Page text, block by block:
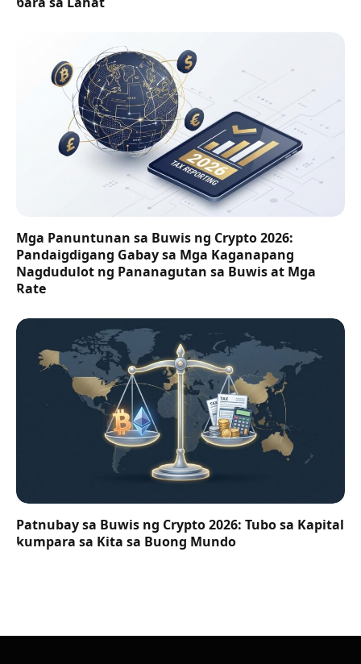
Mga Panuntunan sa Buwis ng Crypto 2026:
Pandaigdigang Gabay sa Mga Kaganapang
Nagdudulot ng Pananagutan sa Buwis at Mga
Rate
Patnubay sa Buwis ng Crypto 2026: Tubo sa Kapital
kumpara sa Kita sa Buong Mundo